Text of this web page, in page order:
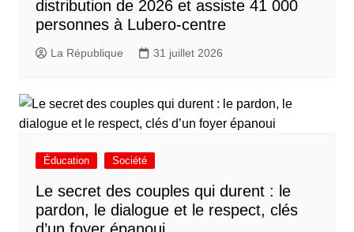
distribution de 2026 et assiste 41 000
personnes à Lubero-centre
La République 31 juillet 2026
Éducation Société
Le secret des couples qui durent : le
pardon, le dialogue et le respect, clés